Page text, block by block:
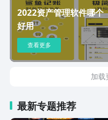
号库存提
陈述来，等您来发
用于各行
锁加盟店
式的客户
售管理、
顾问服务
专属软件实
务客户，服
2022资产管理软件哪个
好用
查看更多
加载
最新专题推荐